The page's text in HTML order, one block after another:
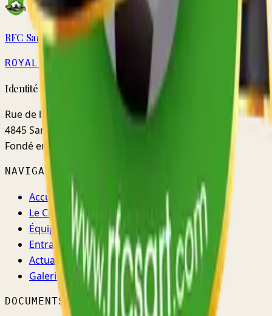
RFC Sart
ROYAL · MATRICULE 5579
Identité · Fidélité · Mentalité
Rue de l'Ermitage, 48d
4845 Sart-lez-Spa (Jalhay)
Fondé en
NAVIGATION
Accueil
Le Club
Équipes
Entraînements
Actualités
Galerie
DOCUMENTS